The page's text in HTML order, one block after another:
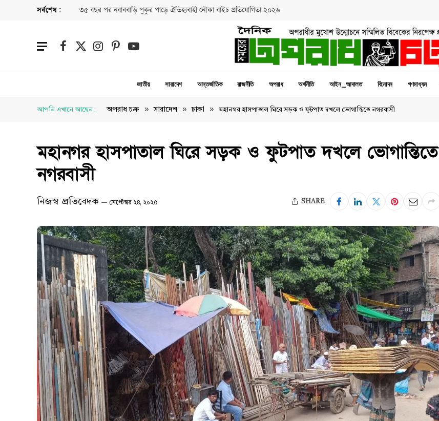
সর্বশেষ : ৩৫ বছর পর নবাববাড়ি পুকুর পাড়ে ঐতিহ্যবাহী নৌকা বাইচ প্রতিযোগিতা ২০২৬
Facebook
X
Instagram
PinterestYouTube
জাতীয় সারাদেশ আন্তর্জাতিক রাজনীতি অপরাধ অর্থনীতি আইন_আদালত বিনোদন গণমাধ্যম
আপনি এখানে আছেন : অপরাধ চক্র » সারাদেশ » ঢাকা » মহানগর হাসপাতাল ঘিরে সড়ক ও ফুটপাত দখলে ভোগান্তিতে নগরবাসী
মহানগর হাসপাতাল ঘিরে সড়ক ও ফুটপাত দখলে ভোগান্তিতে
নগরবাসী
নিজস্ব প্রতিবেদক সেপ্টেম্বর ২৪, ২০২৫ SHARE